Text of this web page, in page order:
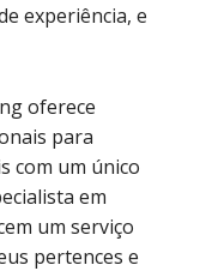
experiência, e
oferece
para
com um único
em
um serviço
pertences e